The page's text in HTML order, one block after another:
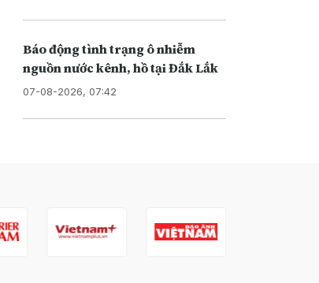
Báo động tình trạng ô nhiễm
nguồn nước kênh, hồ tại Đắk Lắk
07-08-2026, 07:42